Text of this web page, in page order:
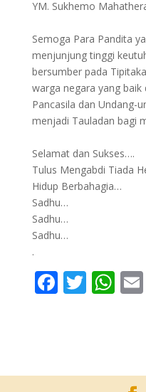
YM. Sukhemo
Semoga Para Pandita
menjunjung tinggi
bersumber pada
warga negara yang
Pancasila dan Undang-
menjadi Tauladan bagi
Selamat dan Sukses….
Tulus Mengabdi Tiada
Hidup Berbahagia…
Sadhu…
Sadhu…
Sadhu…
.
F
o
T W
A